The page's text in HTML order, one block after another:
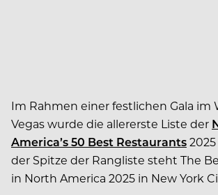
Im Rahmen einer festlichen Gala im
Vegas wurde die allererste Liste der
America’s 50 Best Restaurants
der Spitze der Rangliste steht The
in North America 2025 in New York